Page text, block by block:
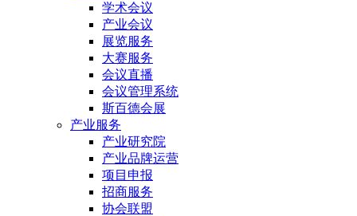
学术会议
产业会议
展览服务
大赛服务
会议直播
会议管理系统
斯百德会展
产业服务
产业研究院
产业品牌运营
项目申报
招商服务
协会联盟